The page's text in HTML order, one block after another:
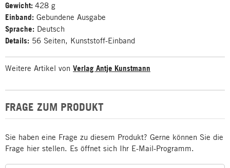
Gewicht: 428 g
Einband: Gebundene Ausgabe
Sprache: Deutsch
Details: 56 Seiten, Kunststoff-Einband
Weitere Artikel von Verlag Antje Kunstmann
FRAGE ZUM PRODUKT
Sie haben eine Frage zu diesem Produkt? Gerne können Sie die
Frage hier stellen. Es öffnet sich Ihr E-Mail-Programm.